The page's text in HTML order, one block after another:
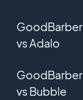
GoodBarber
vs Adalo
GoodBarber
vs Bubble